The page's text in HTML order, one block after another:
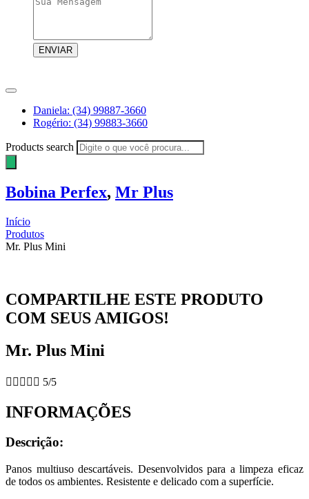
ENVIAR
Daniela: (34) 99887-3660
Rogério: (34) 99883-3660
Products search
Bobina Perfex, Mr Plus
Início
Produtos
Mr. Plus Mini
COMPARTILHE ESTE PRODUTO
COM SEUS AMIGOS!
Mr. Plus Mini
     5/5
INFORMAÇÕES
Descrição:
Panos multiuso descartáveis. Desenvolvidos para a limpeza eficaz
de todos os ambientes. Resistente e delicado com a superfície.